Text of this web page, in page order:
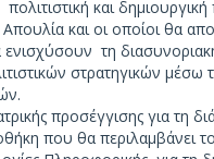
και
και οι οποίοι θα
τη
στρατηγικών
προσέγγισης για τη
που θα περιλαμβάνει